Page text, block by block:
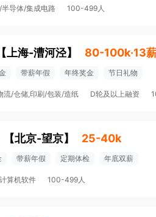
半导体/集成电路 100-499人
【 上海-漕河泾】 80-100k·13
带薪年假 年终奖金 节日礼物
流/仓储,印刷/包装/造纸 D轮及以上融资
【北京-望京】 25-40k
带薪年假 定期体检 年底双薪
计算机软件 100-499人